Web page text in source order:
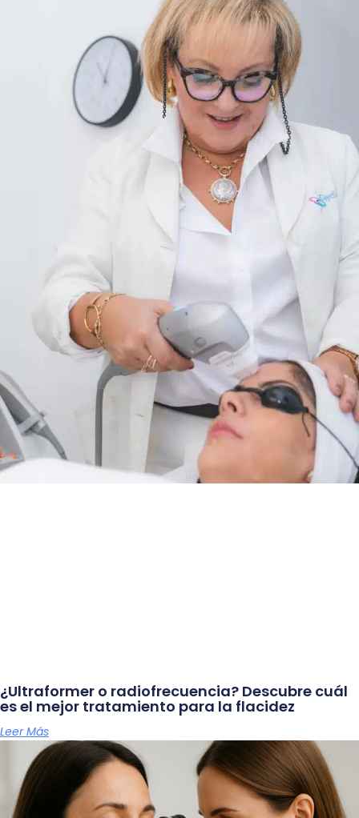
¿Ultraformer o radiofrecuencia? Descubre cuál
es el mejor tratamiento para la flacidez
Leer Más